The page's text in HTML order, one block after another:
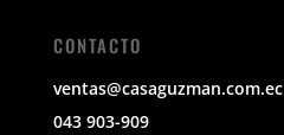
CONTACTO
ventas@casaguzman.com.ec
043 903-909